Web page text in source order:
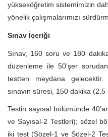
yükseköğretim sistemimizin
yönelik çalışmalarımızı
Sınav İçeriği
Sınav, 160 soru ve 180
düzenleme ile 50’şer
testten meydana
sınavın süresi, 150 dakika
Testin sayısal bölümünde
ve Sayısal-2 Testleri); sözel
iki test (Sözel-1 ve Sözel-2